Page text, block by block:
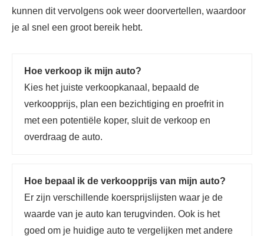
kunnen dit vervolgens ook weer doorvertellen, waardoor
je al snel een groot bereik hebt.
Hoe verkoop ik mijn auto?
Kies het juiste verkoopkanaal, bepaald de
verkoopprijs, plan een bezichtiging en proefrit in
met een potentiële koper, sluit de verkoop en
overdraag de auto.
Hoe bepaal ik de verkoopprijs van mijn auto?
Er zijn verschillende koersprijslijsten waar je de
waarde van je auto kan terugvinden. Ook is het
goed om je huidige auto te vergelijken met andere